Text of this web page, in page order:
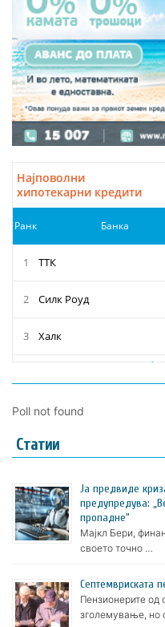
Poll not found
Статии
Ја предвиде
предупредува:
пропадне“
Мајкл Бери,
своето точно …
Септемвриската
Пензионерите од
зголемување, но